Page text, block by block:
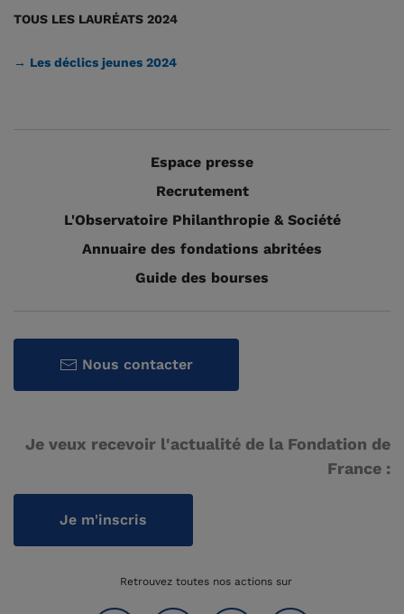
TOUS LES LAURÉATS 2024
→ Les déclics jeunes 2024
Espace presse
Recrutement
L'Observatoire Philanthropie & Société
Annuaire des fondations abritées
Guide des bourses
Nous contacter
Je veux recevoir l'actualité de la Fondation de
France :
Je m'inscris
Retrouvez toutes nos actions sur